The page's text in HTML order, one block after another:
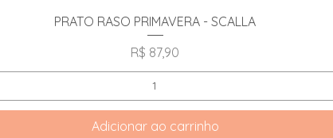
Visualização rápida
PRATO RASO PRIMAVERA - SCALLA
Preço
R$ 87,90
Adicionar ao carrinho